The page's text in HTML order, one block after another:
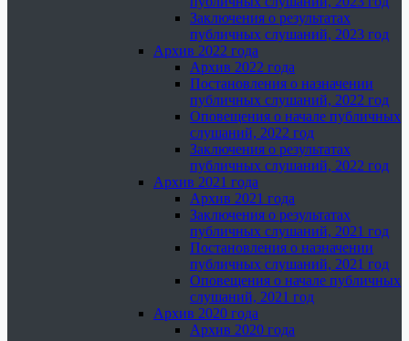
Заключения о результатах
публичных слушаний, 2023 год
Архив 2022 года
Архив 2022 года
Постановления о назначении
публичных слушаний, 2022 год
Оповещения о начале публичных
слушаний, 2022 год
Заключения о результатах
публичных слушаний, 2022 год
Архив 2021 года
Архив 2021 года
Заключения о результатах
публичных слушаний, 2021 год
Постановления о назначении
публичных слушаний, 2021 год
Оповещения о начале публичных
слушаний, 2021 год
Архив 2020 года
Архив 2020 года